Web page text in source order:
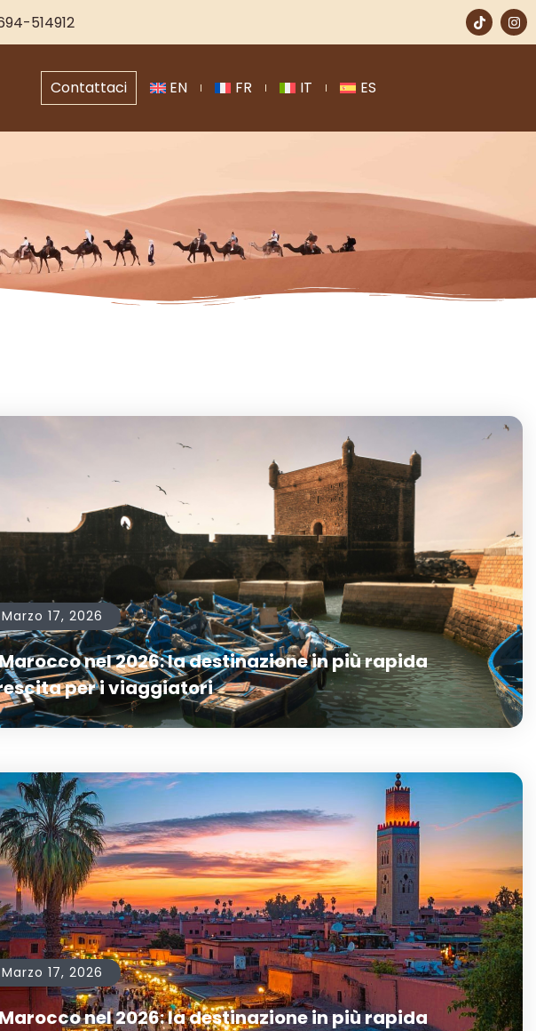
514912
Contattaci EN FR IT ES
Marzo 17, 2026
nel 2026: la destinazione in più rapida
per i viaggiatori
Marzo 17, 2026
nel 2026: la destinazione in più rapida